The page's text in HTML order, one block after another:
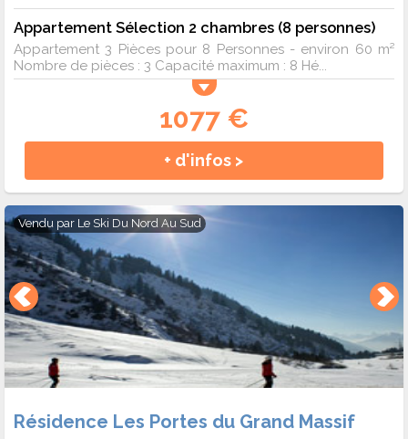
Appartement Sélection 2 chambres (8 personnes)
Appartement 3 Pièces pour 8 Personnes - environ 60 m²
Nombre de pièces : 3 Capacité maximum : 8 Hé...
1077 €
+ d'infos >
Vendu par Le Ski Du Nord Au Sud
Résidence Les Portes du Grand Massif